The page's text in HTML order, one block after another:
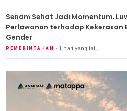
Senam Sehat Jadi Momentum,
Perlawanan terhadap Kekerasan
Gender
PEMERINTAHAN 1 hari yang lalu